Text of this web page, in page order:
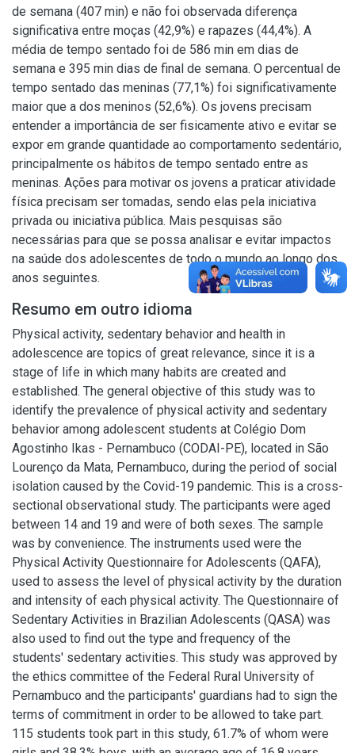
de semana (407 min) e não foi observada diferença
significativa entre moças (42,9%) e rapazes (44,4%). A
média de tempo sentado foi de 586 min em dias de
semana e 395 min dias de final de semana. O percentual de
tempo sentado das meninas (77,1%) foi significativamente
maior que a dos meninos (52,6%). Os jovens precisam
entender a importância de ser fisicamente ativo e evitar se
expor em grande quantidade ao comportamento sedentário,
principalmente os hábitos de tempo sentado entre as
meninas. Ações para motivar os jovens a praticar atividade
física precisam ser tomadas, sendo elas pela iniciativa
privada ou iniciativa pública. Mais pesquisas são
necessárias para que se possa analisar e evitar impactos
na saúde dos adolescentes de todo o mundo ao longo dos
anos seguintes.
Resumo em outro idioma
Physical activity, sedentary behavior and health in
adolescence are topics of great relevance, since it is a
stage of life in which many habits are created and
established. The general objective of this study was to
identify the prevalence of physical activity and sedentary
behavior among adolescent students at Colégio Dom
Agostinho Ikas - Pernambuco (CODAI-PE), located in São
Lourenço da Mata, Pernambuco, during the period of social
isolation caused by the Covid-19 pandemic. This is a cross-
sectional observational study. The participants were aged
between 14 and 19 and were of both sexes. The sample
was by convenience. The instruments used were the
Physical Activity Questionnaire for Adolescents (QAFA),
used to assess the level of physical activity by the duration
and intensity of each physical activity. The Questionnaire of
Sedentary Activities in Brazilian Adolescents (QASA) was
also used to find out the type and frequency of the
students' sedentary activities. This study was approved by
the ethics committee of the Federal Rural University of
Pernambuco and the participants' guardians had to sign the
terms of commitment in order to be allowed to take part.
115 students took part in this study, 61.7% of whom were